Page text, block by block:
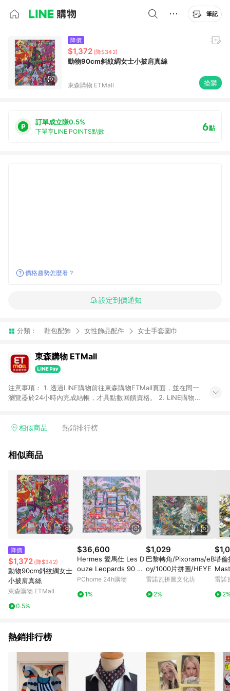
筆記
降價
$1,372 (降$342)
動物90cm斜紋綢女士小披肩真絲
東森購物 ETMall 搶購
訂單成立賺0.5%
下單享LINE POINTS點數 6點
價格趨勢怎麼看？
設定到價通知
分類： 鞋包配飾 女性飾品配件 女士手套圍巾
東森購物 ETMall
注意事項： 1. 透過LINE購物前往東森購物ETMall頁面，並在同一
瀏覽器於24小時內完成結帳，才具點數回饋資格。 2. LINE購物
單，皆不在點數回饋範圍內。 3. 如購買以下類別商品，將無法獲
球嚴選、商城、專案商品、「草莓網」全館商品。 4. 如取消訂
回饋。 5. 點數回饋會扣除所有折扣優惠後之最終發票金額計算，
實際回饋請依LINE購物通知為主。 6. 訂單如有使用東森購物
ETMall站內之折扣優惠(包含但不限於東森幣、樂透金、東森現金
券等)，不具點數回饋資格。詳細請依東森購物ETMall之結帳頁面
顯示為準。 7. LINE購物設有「單一商品最高回饋點數」機制(特
殊活動時開放「回饋無上限」)，以同一訂單中同一商品不論件數
計算，並依訂單成立時間當下LINE購物所設定的回饋機制為準。
8. LINE購物為購物資訊整合性平台，商品資料更新會有時間差，
如顯示之商品規格、顏色、價位、贈品與東森購物ETMall銷售網
頁不符，以銷售網頁標示為準。 9. 若有贈點爭議，請務必於訂單
日期+180天以內至LINE購物客服洽詢；若超過180天(含)以上進
行申訴，恕無法贈點回饋。 10. 部分點數紅包僅限指定商品使
用，或不適用於無回饋商品。各點數紅包之適用商品與使用條件
請依點數紅包頁面規則為準。
相似商品 熱銷排行榜
相似商品
降價
$1,372 (降$342)
動物90cm斜紋綢女士
小披肩真絲
東森購物 ETMall
0.5%
$36,600
Hermes 愛馬仕 Les D
ouze Leopards 90 c
m手工捲邊斜紋真絲雙
紅)
PChome 24h購物
1%
$1,029
巴黎轉角/Pixorama/eB
oy/1000片拼圖/HEYE
雷諾瓦拼圖文化坊
2%
塔倫
000
雷諾
熱銷排行榜